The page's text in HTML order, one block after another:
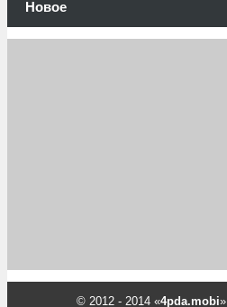
Новое
© 2012 - 2014 «4pda.mobi»